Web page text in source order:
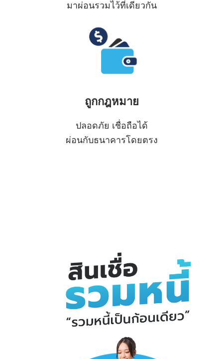
มาผ่อนรวมไว้ที่เดียวกัน
ถูกกฎหมาย
ปลอดภัย เชื่อถือได้
ผ่อนกับธนาคารโดยตรง